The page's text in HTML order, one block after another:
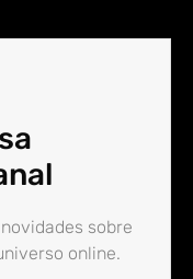
sobre
online.